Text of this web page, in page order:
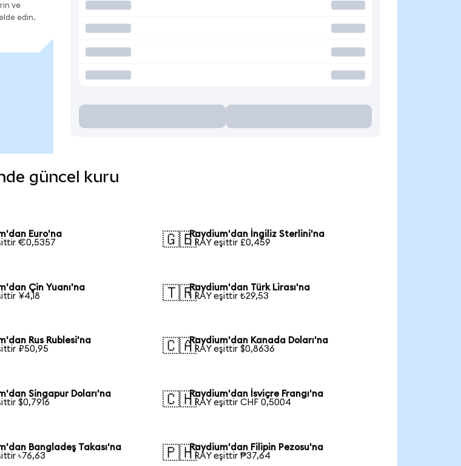
ve
edin.
güncel kuru
Euro'na
€0,5357
🇬🇧Raydium'dan İngiliz Sterlini'na
1 RAY eşittir £0,459
Çin Yuanı'na
¥4,18
🇹🇷Raydium'dan Türk Lirası'na
1 RAY eşittir ₺29,53
Rus Rublesi'na
₽50,95
🇨🇦Raydium'dan Kanada Doları'na
1 RAY eşittir $0,8636
Singapur Doları'na
$0,7916
🇨🇭Raydium'dan İsviçre Frangı'na
1 RAY eşittir CHF 0,5004
Bangladeş Takası'na
৳76,63
🇵🇭Raydium'dan Filipin Pezosu'na
1 RAY eşittir ₱37,64